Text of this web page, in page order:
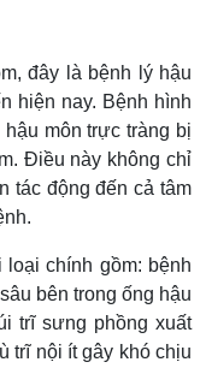
đây là bệnh lý hậu
hiện nay. Bệnh hình
môn trực tràng bị
Điều này không chỉ
tác động đến cả tâm
chính gồm: bệnh
bên trong ống hậu
trĩ sưng phồng xuất
trĩ nội ít gây khó chịu